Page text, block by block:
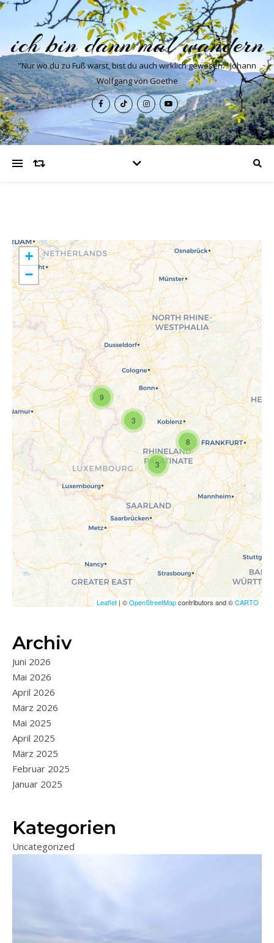
ich bin dann mal wandern
"Nur wo du zu Fuß warst, bist du auch wirklich gewesen." Johann
Wolfgang von Goethe
Travelers' Map wird geladen …
Wenn du dies siehst, nachdem
deine Seite vollständig geladen
wurde, fehlen leafletJS-Dateien.
3
8
3
9
+
−
Leaflet| ©OpenStreetMapcontributors and ©CARTO
Archiv
Juni 2026
Mai 2026
April 2026
März 2026
Mai 2025
April 2025
März 2025
Februar 2025
Januar 2025
Kategorien
Uncategorized